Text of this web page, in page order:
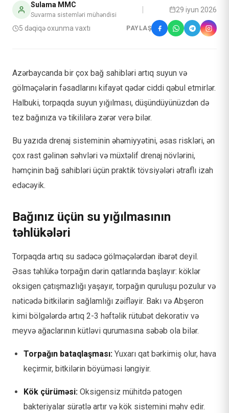
Sulama MMC
Suvarma sistemləri mühəndisi
| 29 iyun 2026
5 dəqiqə oxunma vaxtı PAYLAŞ
Azərbaycanda bir çox bağ sahibləri artıq suyun və
gölməçələrin fəsadlarını kifayət qədər ciddi qəbul etmirlər.
Halbuki, torpaqda suyun yığılması, düşündüyünüzdən də
tez bağınıza və tikililərə zərər verə bilər.
Bu yazıda drenaj sisteminin əhəmiyyətini, əsas riskləri, ən
çox rast gəlinən səhvləri və müxtəlif drenaj növlərini,
həmçinin bağ sahibləri üçün praktik tövsiyələri ətraflı izah
edəcəyik.
Bağınız üçün su yığılmasının
təhlükələri
Torpaqda artıq su sadəcə gölməçələrdən ibarət deyil.
Əsas təhlükə torpağın dərin qatlarında başlayır: köklər
oksigen çatışmazlığı yaşayır, torpağın quruluşu pozulur və
nəticədə bitkilərin sağlamlığı zəifləyir. Bakı və Abşeron
kimi bölgələrdə artıq 2-3 həftəlik rütubət dekorativ və
meyvə ağaclarının kütləvi qurumasına səbəb ola bilər.
Torpağın bataqlaşması: Yuxarı qat bərkimiş olur, hava
keçirmir, bitkilərin böyüməsi ləngiyir.
Kök çürüməsi: Oksigensiz mühitdə patogen
bakteriyalar sürətlə artır və kök sistemini məhv edir.